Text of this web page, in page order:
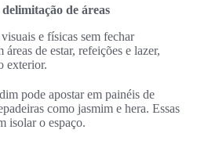
de áreas
e físicas sem fechar
de estar, refeições e lazer,
exterior.
pode apostar em painéis de
como jasmim e hera. Essas
isolar o espaço.